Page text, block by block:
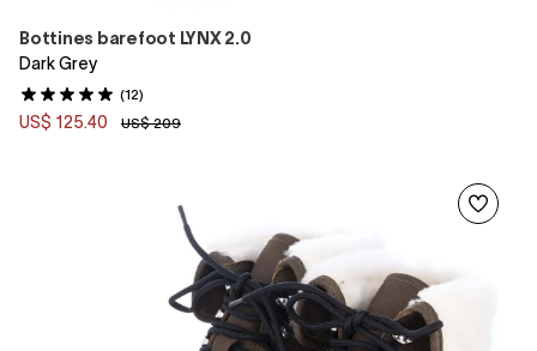
Bottines barefoot LYNX 2.0
Dark Grey
(12)
US$ 125.40 US$ 209